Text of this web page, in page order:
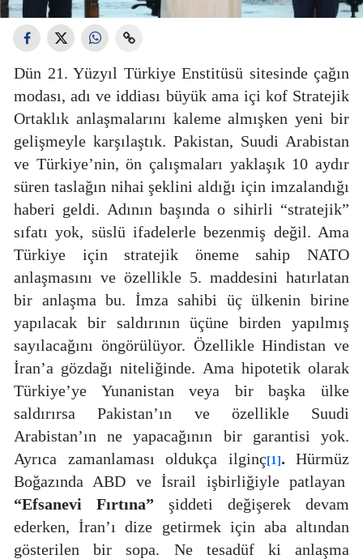
Dün 21. Yüzyıl Türkiye Enstitüsü sitesinde çağın
modası, adı ve iddiası büyük ama içi kof Stratejik
Ortaklık anlaşmalarını kaleme almışken yeni bir
gelişmeyle karşılaştık. Pakistan, Suudi Arabistan
ve Türkiye’nin, ön çalışmaları yaklaşık 10 aydır
süren taslağın nihai şeklini aldığı için imzalandığı
haberi geldi. Adının başında o sihirli “stratejik”
sıfatı yok, süslü ifadelerle bezenmiş değil. Ama
Türkiye için stratejik öneme sahip NATO
anlaşmasını ve özellikle 5. maddesini hatırlatan
bir anlaşma bu. İmza sahibi üç ülkenin birine
yapılacak bir saldırının üçüne birden yapılmış
sayılacağını öngörülüyor. Özellikle Hindistan ve
İran’a gözdağı niteliğinde. Ama hipotetik olarak
Türkiye’ye Yunanistan veya bir başka ülke
saldırırsa Pakistan’ın ve özellikle Suudi
Arabistan’ın ne yapacağının bir garantisi yok.
Ayrıca zamanlaması oldukça ilginç[1]. Hürmüz
Boğazında ABD ve İsrail işbirliğiyle patlayan
“Efsanevi Fırtına” şiddeti değişerek devam
ederken, İran’ı dize getirmek için aba altından
gösterilen bir sopa. Ne tesadüf ki anlaşma